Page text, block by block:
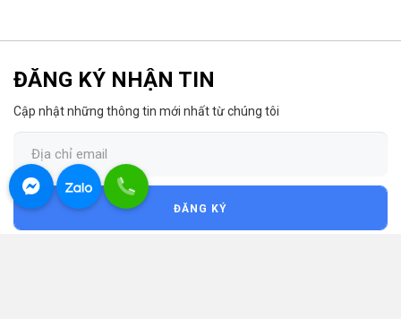
ĐĂNG KÝ NHẬN TIN
Cập nhật những thông tin mới nhất từ chúng tôi
ĐĂNG KÝ